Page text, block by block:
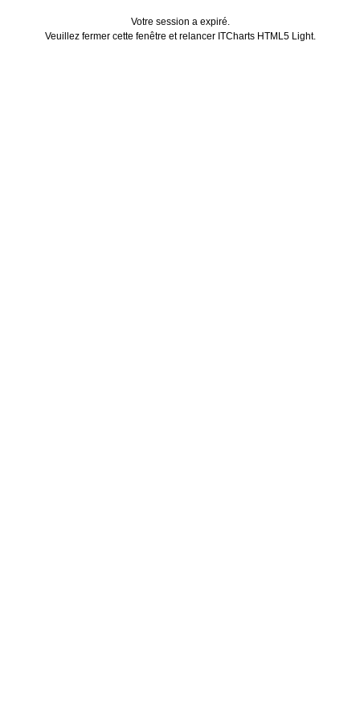
Votre session a expiré.
Veuillez fermer cette fenêtre et relancer ITCharts HTML5 Light.